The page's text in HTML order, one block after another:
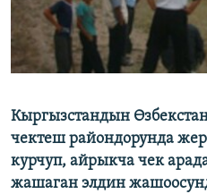
ЭЕ/АРнун бардык
Кыргызстандын
чектеш райондорунда
курчуп, айрыкча чек
жашаган элдин